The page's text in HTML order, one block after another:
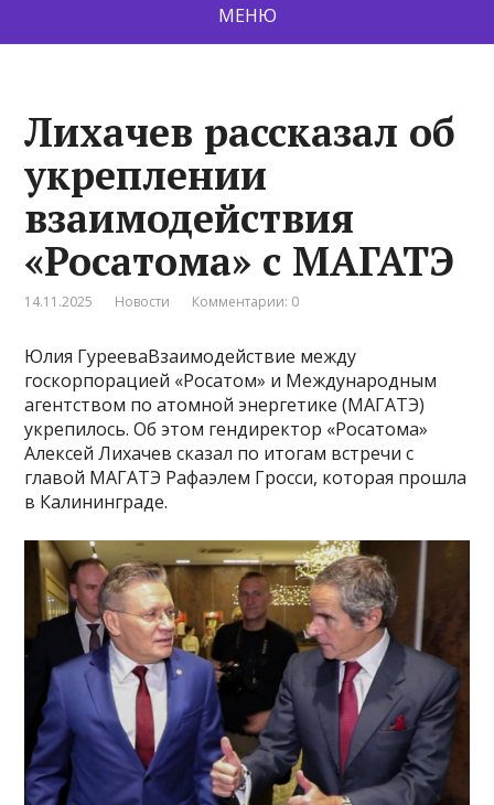
МЕНЮ
Лихачев рассказал об
укреплении
взаимодействия
«Росатома» с МАГАТЭ
14.11.2025 Новости Комментарии: 0
Юлия ГурееваВзаимодействие между
госкорпорацией «Росатом» и Международным
агентством по атомной энергетике (МАГАТЭ)
укрепилось. Об этом гендиректор «Росатома»
Алексей Лихачев сказал по итогам встречи с
главой МАГАТЭ Рафаэлем Гросси, которая прошла
в Калининграде.